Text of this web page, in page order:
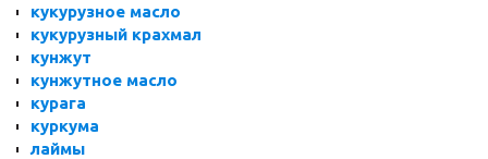
кукурузное масло
кукурузный крахмал
кунжут
кунжутное масло
курага
куркума
лаймы